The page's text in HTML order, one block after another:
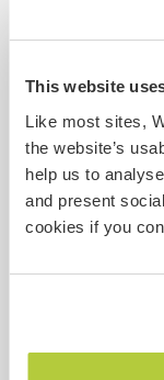
This website
Like most sites,
the website’s
help us to
and present
cookies if you
digitales
Espacio